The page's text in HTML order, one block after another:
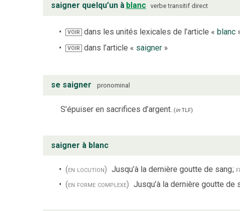
saigner quelqu’un à blanc verbe transitif direct
VOIR dans les unités lexicales de l’article «blanc
VOIR dans l’article « saigner »
se saigner pronominal
S’épuiser en sacrifices d’argent. (inTLF)
saigner à blanc
(en locution) Jusqu’à la dernière goutte de sang;
(en forme complexe) Jusqu’à la dernière goutte de